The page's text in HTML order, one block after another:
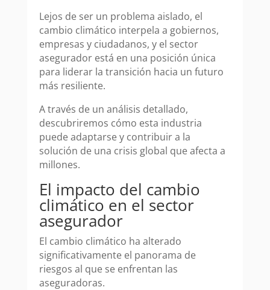
Lejos de ser un problema aislado, el
cambio climático interpela a gobiernos,
empresas y ciudadanos, y el sector
asegurador está en una posición única
para liderar la transición hacia un futuro
más resiliente.
A través de un análisis detallado,
descubriremos cómo esta industria
puede adaptarse y contribuir a la
solución de una crisis global que afecta a
millones.
El impacto del cambio
climático en el sector
asegurador
El cambio climático ha alterado
significativamente el panorama de
riesgos al que se enfrentan las
aseguradoras.